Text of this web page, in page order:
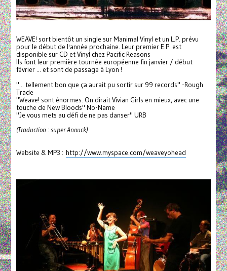
WEAVE! sort bientôt un single sur Manimal Vinyl et un L.P. prévu
pour le début de l'année prochaine. Leur premier E.P. est
disponible sur CD et Vinyl chez Pacific Reasons
Ils font leur première tournée européenne fin janvier / début
février ... et sont de passage à Lyon !
"... tellement bon que ça aurait pu sortir sur 99 records" -Rough
Trade
"Weave! sont énormes. On dirait Vivian Girls en mieux, avec une
touche de New Bloods" No-Name
"Je vous mets au défi de ne pas danser" URB
(Traduction : super Anouck)
Website & MP3 : http://www.myspace.com/weaveyohead